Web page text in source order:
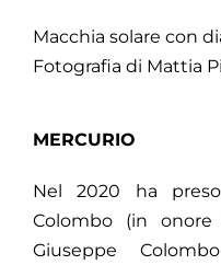
Macchia solare con
Fotografia di Mattia
MERCURIO
Nel 2020 ha
Colombo (in onore
Giuseppe